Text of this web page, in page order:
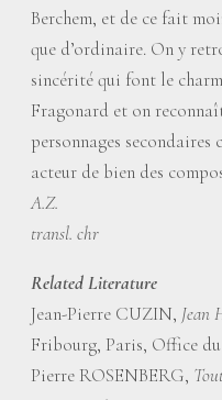
Berchem, et de ce fait
que d’ordinaire. On y
sincérité qui font le
Fragonard et on
personnages
acteur de bien des
A.Z.
transl. chr
Related Literature
Jean-Pierre CUZIN, Jean
Fribourg, Paris, Office du
Pierre ROSENBERG,